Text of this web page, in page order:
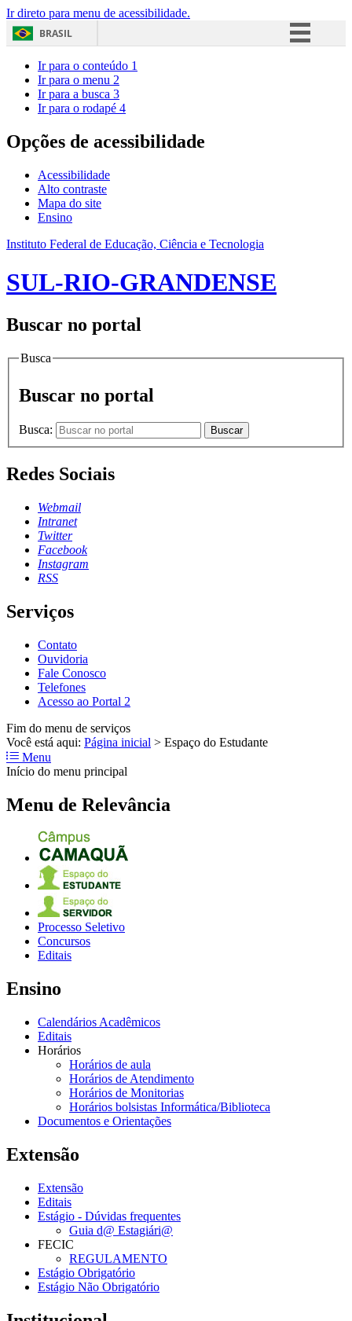
Ir direto para menu de acessibilidade.
BRASIL
Acesso à informação
Ir para o conteúdo 1
Ir para o menu 2
Ir para a busca 3
Ir para o rodapé 4
Opções de acessibilidade
Acessibilidade
Alto contraste
Mapa do site
Ensino
Instituto Federal de Educação, Ciência e Tecnologia
SUL-RIO-GRANDENSE
Buscar no portal
Busca
Buscar no portal
Busca: Buscar
Redes Sociais
Webmail
Intranet
Twitter
Facebook
Instagram
RSS
Serviços
Contato
Ouvidoria
Fale Conosco
Telefones
Acesso ao Portal 2
Fim do menu de serviços
Você está aqui: Página inicial > Espaço do Estudante
Menu
Início do menu principal
Menu de Relevância
Processo Seletivo
Concursos
Editais
Ensino
Calendários Acadêmicos
Editais
Horários
Horários de aula
Horários de Atendimento
Horários de Monitorias
Horários bolsistas Informática/Biblioteca
Documentos e Orientações
Extensão
Extensão
Editais
Estágio - Dúvidas frequentes
Guia d@ Estagiári@
FECIC
REGULAMENTO
Estágio Obrigatório
Estágio Não Obrigatório